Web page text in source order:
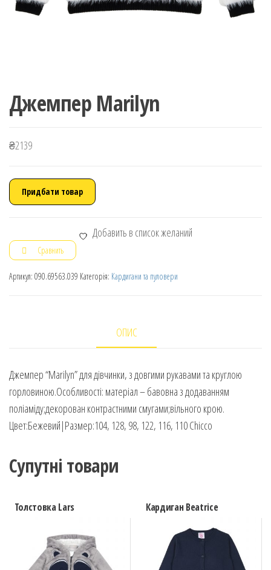
Джемпер Marilyn
₴2139
Придбати товар
Добавить в список желаний
Сравнить
Артикул: 090.69563.039 Категорія: Кардигани та пуловери
ОПИС
Джемпер “Marilyn” для дівчинки, з довгими рукавами та круглою
горловиною.Особливості: матеріал – бавовна з додаванням
поліаміду;декорован контрастними смугами;вільного крою.
Цвет:Бежевий|Размер:104, 128, 98, 122, 116, 110 Chicco
Супутні товари
Толстовка Lars Кардиган Beatrice